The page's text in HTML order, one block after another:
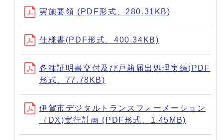
実施要領 (PDF形式、280.31KB)
仕様書(PDF形式、400.34KB)
各種証明書交付及び戸籍届出処理実績(PDF
形式、77.78KB)
伊賀市デジタルトランスフォーメーション
（DX)実行計画 (PDF形式、1.45MB)